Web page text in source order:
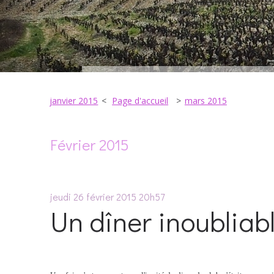
janvier 2015 Page d'accueil mars 2015
Février 2015
jeudi 26 février 2015 20h57
Un dîner